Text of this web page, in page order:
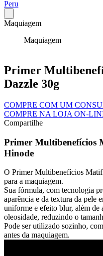
Peru
Maquiagem
Maquiagem
Primer
Dazzle 30g
COMPRE COM UM
COMPRE NA LOJA ON-
Compartilhe
Primer Multibenefícios
Hinode
O Primer Multibenefícios
para a maquiagem.
Sua fórmula, com tecnologia
aparência e da textura da pele
uniforme e efeito blur, além de
oleosidade, reduzindo o
Pode ser utilizado sozinho,
antes da maquiagem.